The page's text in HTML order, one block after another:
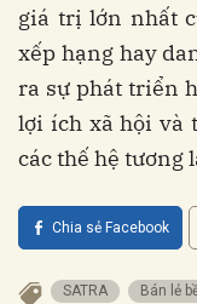
giá trị lớn nhất
xếp hạng hay
ra sự phát triển
lợi ích xã hội và
các thế hệ tương
Chia sẻ Facebook
SATRA Bán lẻ